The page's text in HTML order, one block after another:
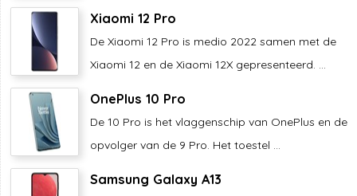
Xiaomi 12 Pro
De Xiaomi 12 Pro is medio 2022 samen met de
Xiaomi 12 en de Xiaomi 12X gepresenteerd. ...
OnePlus 10 Pro
De 10 Pro is het vlaggenschip van OnePlus en de
opvolger van de 9 Pro. Het toestel ...
Samsung Galaxy A13